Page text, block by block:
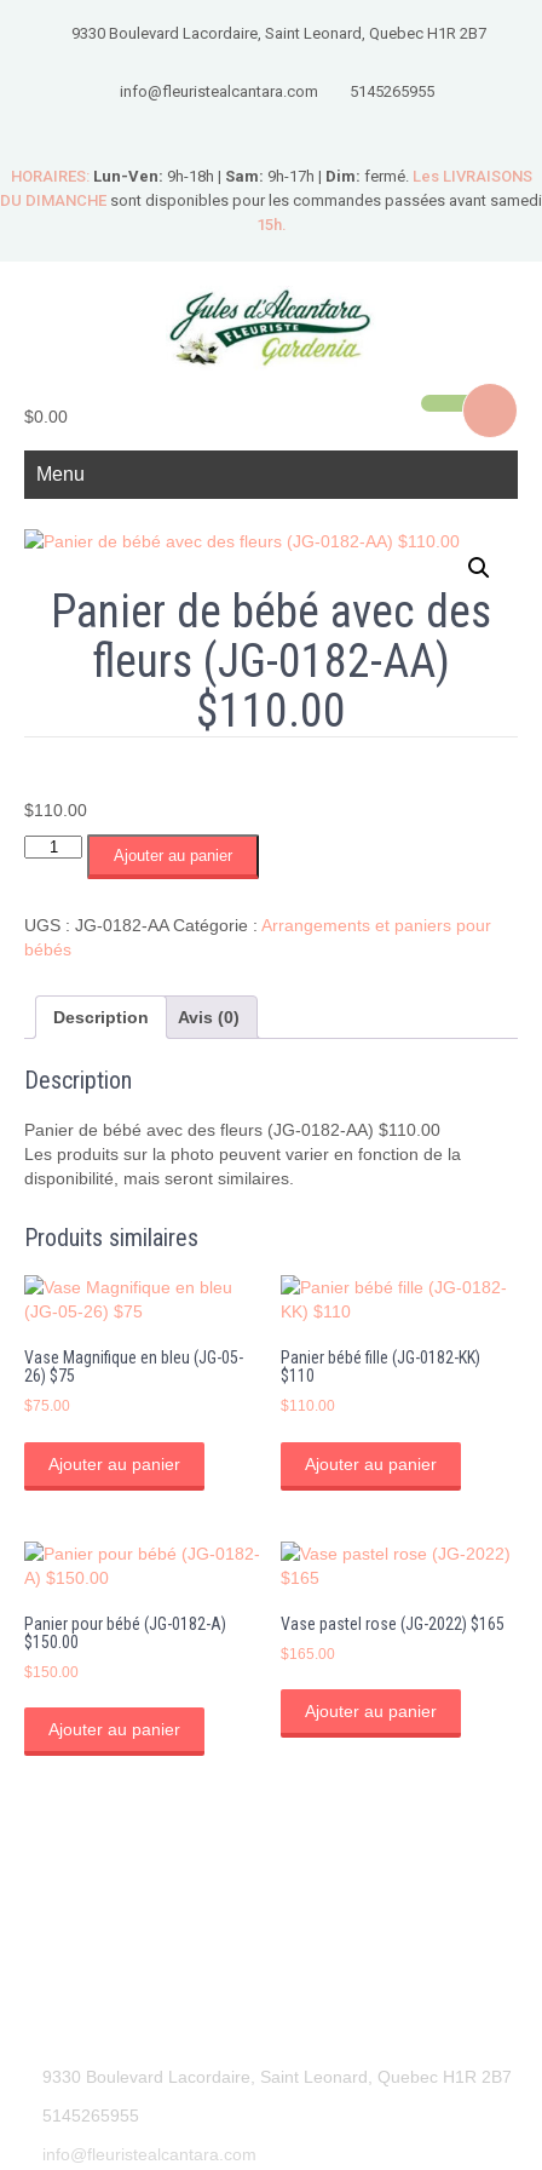
9330 Boulevard Lacordaire, Saint Leonard, Quebec H1R 2B7
info@fleuristealcantara.com 5145265955
HORAIRES: Lun-Ven: 9h-18h | Sam: 9h-17h | Dim: fermé. Les LIVRAISONS
DU DIMANCHE sont disponibles pour les commandes passées avant samedi
15h.
$0.00
Menu
Panier de bébé avec des
fleurs (JG-0182-AA)
$110.00
$110.00
quantité
de
bébé
fleurs
(JG-
AA)
Ajouter au panier
UGS : JG-0182-AA Catégorie : Arrangements et paniers pour
bébés
Description Avis (0)
Description
Panier de bébé avec des fleurs (JG-0182-AA) $110.00
Les produits sur la photo peuvent varier en fonction de la
disponibilité, mais seront similaires.
Produits similaires
Vase Magnifique en bleu (JG-05-
26) $75
$75.00
Ajouter au panier
Panier bébé fille (JG-0182-KK)
$110
$110.00
Ajouter au panier
Panier pour bébé (JG-0182-A)
$150.00
$150.00
Ajouter au panier
Vase pastel rose (JG-2022) $165
$165.00
Ajouter au panier
9330 Boulevard Lacordaire, Saint Leonard, Quebec H1R 2B7
5145265955
info@fleuristealcantara.com